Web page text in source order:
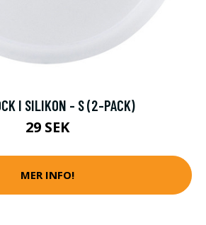
I SILIKON - S (2-PACK)
29 SEK
MER INFO!